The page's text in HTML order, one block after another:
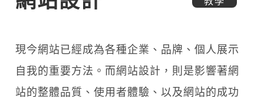
現今網站已經成為各種企業、品牌、個人展示
自我的重要方法。而網站設計，則是影響著網
站的整體品質、使用者體驗、以及網站的成功